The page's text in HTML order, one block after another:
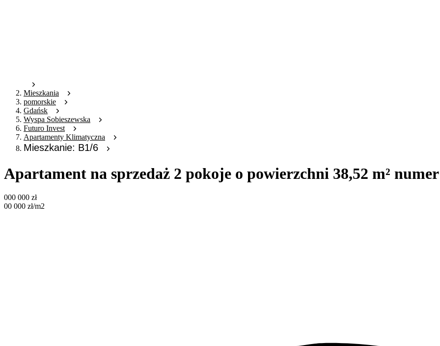
Mieszkania
pomorskie
Gdańsk
Wyspa Sobieszewska
Futuro Invest
Apartamenty Klimatyczna
Mieszkanie: B1/6
Apartament na sprzedaż 2 pokoje o powierzchni 38,52 m²
000 000 zł
00 000 zł/m2